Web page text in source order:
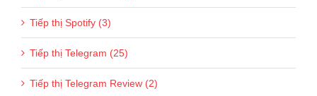
Tiếp thị Spotify (3)
Tiếp thị Telegram (25)
Tiếp thị Telegram Review (2)